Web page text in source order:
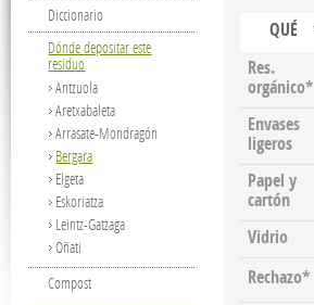
QUÉ
Res.
orgánico*
Envases
ligeros
Papel y
cartón
Vidrio
Rechazo*
Diccionario
Dónde depositar este
residuo
Antzuola
Aretxabaleta
Arrasate-Mondragón
Bergara
Elgeta
Eskoriatza
Leintz-Gatzaga
Oñati
Compost